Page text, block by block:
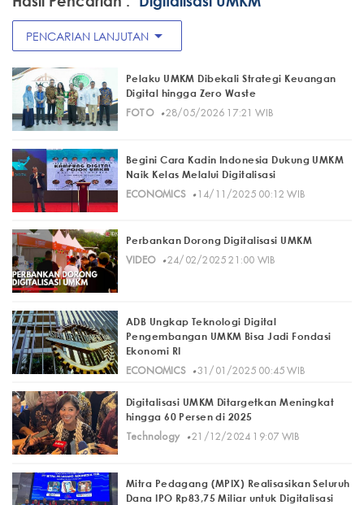
PENCARIAN LANJUTAN arrow_drop_down
Pelaku UMKM Dibekali Strategi Keuangan
Digital hingga Zero Waste
FOTO· 28/05/2026 17:21 WIB
Begini Cara Kadin Indonesia Dukung UMKM
Naik Kelas Melalui Digitalisasi
ECONOMICS· 14/11/2025 00:12 WIB
Perbankan Dorong Digitalisasi UMKM
VIDEO· 24/02/2025 21:00 WIB
ADB Ungkap Teknologi Digital
Pengembangan UMKM Bisa Jadi Fondasi
Ekonomi RI
ECONOMICS· 31/01/2025 00:45 WIB
Digitalisasi UMKM Ditargetkan Meningkat
hingga 60 Persen di 2025
Technology
· 21/12/2024 19:07 WIB
Mitra Pedagang (MPIX) Realisasikan Seluruh
Dana IPO Rp83,75 Miliar untuk Digitalisasi